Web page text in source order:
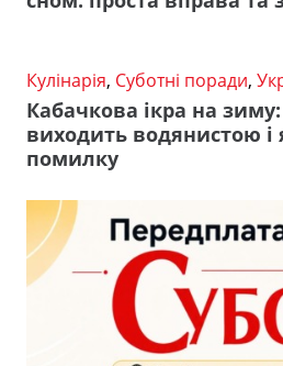
Кулінарія, Суботні поради,
Кабачкова ікра на
виходить водянистою
помилку